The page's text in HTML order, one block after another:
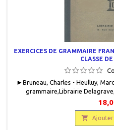
EXERCICES DE GRAMMAIRE
CLASSE
► Bruneau, Charles - Heulluy,
grammaire,Librairie
relié, occasion .Bon état. Demi
Cahiers intérieurs
 Ajouter